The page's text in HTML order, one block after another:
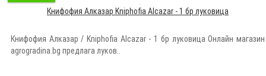
Книфофия Алказар Kniphofia Alcazar - 1 бр луковица
Книфофия Алказар / Kniphofia Alcazar - 1 бр луковица Онлайн магазин
agrogradina.bg предлага луков..